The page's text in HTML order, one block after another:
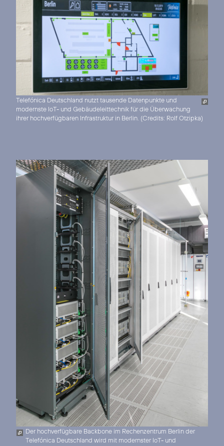
Telefónica Deutschland nutzt tausende Datenpunkte und
modernste IoT- und Gebäudeleittechnik für die Überwachung
ihrer hochverfügbaren Infrastruktur in Berlin. (Credits: Rolf Otzipka)
Der hochverfügbare Backbone im Rechenzentrum Berlin der
Telefónica Deutschland wird mit modernster IoT- und